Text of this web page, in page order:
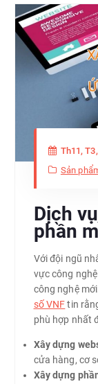
Th11,
Sản
Dịch
phần
Với đội ngũ
vực công
công nghệ
số VNFtin
phù hợp nhất
Xây dựng
cửa hàng, cơ
Xây dựng